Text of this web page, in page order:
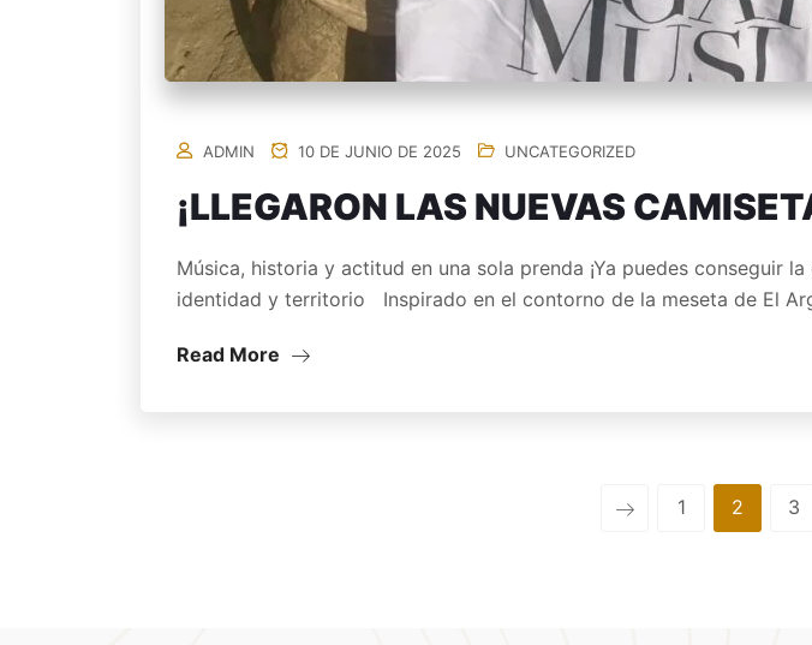
ADMIN 10 DE JUNIO DE 2025 UNCATEGORIZED
¡LLEGARON LAS NUEVAS
Música, historia y actitud en una sola prenda ¡Ya puedes conseguir
identidad y territorio Inspirado en el contorno de la meseta de El
Read More
1 2 3